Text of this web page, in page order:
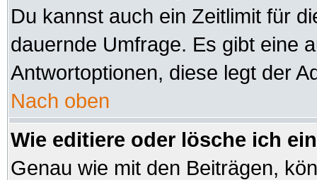
Du kannst auch ein Zeitlimit für
dauernde Umfrage. Es gibt eine
Antwortoptionen, diese legt der
Nach oben
Wie editiere oder lösche ich
Genau wie mit den Beiträgen,